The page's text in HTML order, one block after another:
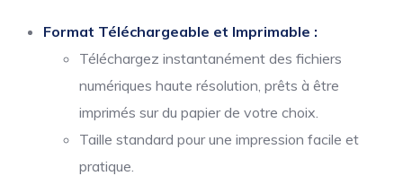
Format Téléchargeable et Imprimable :
Téléchargez instantanément des fichiers
numériques haute résolution, prêts à être
imprimés sur du papier de votre choix.
Taille standard pour une impression facile et
pratique.